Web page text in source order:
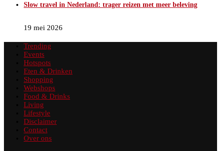
Slow travel in Nederland: trager reizen met meer beleving
19 mei 2026
Trending
Events
Hotspots
Eten & Drinken
Shopping
Webshops
Food & Drinks
Living
Lifestyle
Disclaimer
Contact
Over ons